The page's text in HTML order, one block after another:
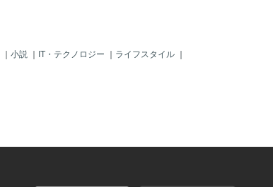
｜ 小説 ｜ IT・テクノロジー ｜ ライフスタイル ｜